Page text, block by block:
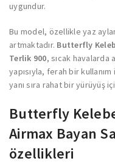
uygundur.
Bu model, özellikle yaz
artmaktadır. Butterfly
Terlik 900, sıcak havalarda
yapısıyla, ferah bir
yanı sıra rahat bir yürüyüş
Butterfly
Airmax Bayan
özellikleri